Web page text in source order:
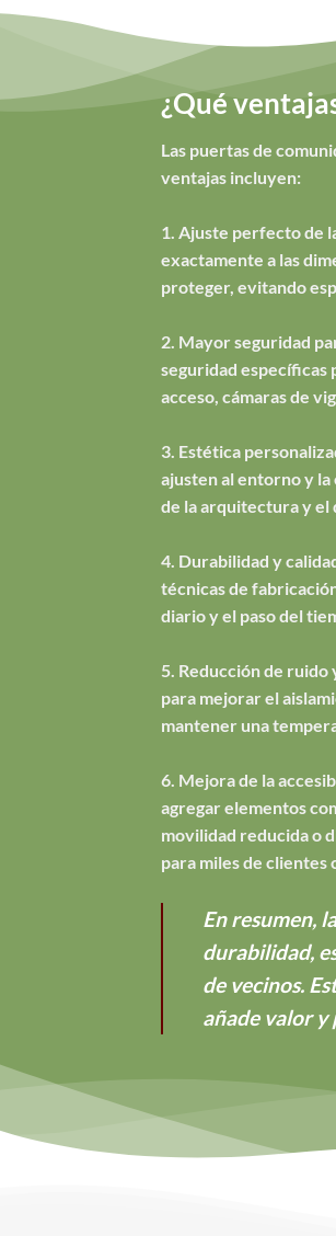
¿Qué
Las puertas de
ventajas incluyen:
1. Ajuste perfecto de
exactamente a las
proteger, evitando
2. Mayor seguridad
seguridad específicas
acceso, cámaras de
3. Estética
ajusten al entorno y
de la arquitectura y el
4. Durabilidad y
técnicas de
diario y el paso del
5. Reducción de
para mejorar el
mantener una
6. Mejora de la
agregar elementos
movilidad reducida o
para miles de clientes
En resumen,
durabilidad,
de vecinos.
añade valor y